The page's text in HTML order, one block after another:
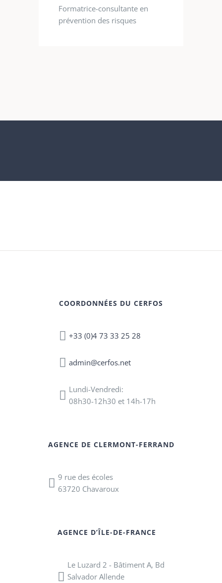
Formatrice-consultante en
prévention des risques
COORDONNÉES DU CERFOS
+33 (0)4 73 33 25 28
admin@cerfos.net
Lundi-Vendredi:
08h30-12h30 et 14h-17h
AGENCE DE CLERMONT-FERRAND
9 rue des écoles
63720 Chavaroux
AGENCE D’ÎLE-DE-FRANCE
Le Luzard 2 - Bâtiment A, Bd
Salvador Allende